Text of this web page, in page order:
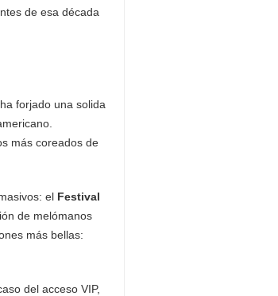
de esa década
forjado una solida
más coreados de
el Festival
de melómanos
más bellas:
del acceso VIP,